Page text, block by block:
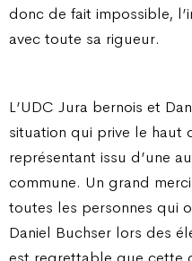
donc de fait impossible,
avec toute sa rigueur.
L’UDC Jura bernois et
situation qui prive le haut
représentant issu d’une
commune. Un grand
toutes les personnes qui
Daniel Buchser lors des